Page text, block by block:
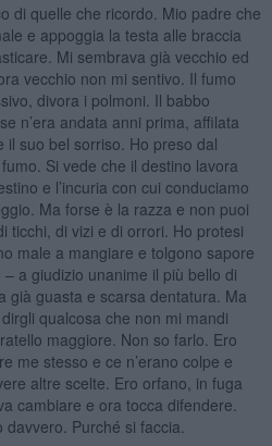
di quelle che ricordo. Mio padre che
e appoggia la testa alle braccia
Mi sembrava già vecchio ed
vecchio non mi sentivo. Il fumo
divora i polmoni. Il babbo
n’era andata anni prima, affilata
suo bel sorriso. Ho preso dal
Si vede che il destino lavora
e l’incuria con cui conduciamo
Ma forse è la razza e non puoi
ticchi, di vizi e di orrori. Ho protesi
male a mangiare e tolgono sapore
a giudizio unanime il più bello di
già guasta e scarsa dentatura. Ma
qualcosa che non mi mandi
maggiore. Non so farlo. Ero
me stesso e ce n’erano colpe e
altre scelte. Ero orfano, in fuga
cambiare e ora tocca difendere.
Purché si faccia.